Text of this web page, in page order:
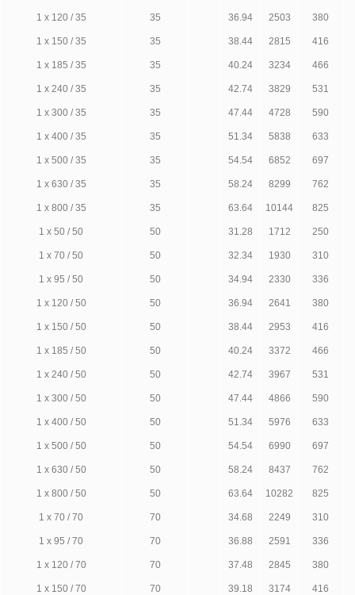
1 х 120 / 35 35 36.94 2503 380
1 х 150 / 35 35 38.44 2815 416
1 х 185 / 35 35 40.24 3234 466
1 х 240 / 35 35 42.74 3829 531
1 х 300 / 35 35 47.44 4728 590
1 х 400 / 35 35 51.34 5838 633
1 х 500 / 35 35 54.54 6852 697
1 х 630 / 35 35 58.24 8299 762
1 х 800 / 35 35 63.64 10144 825
1 х 50 / 50 50 31.28 1712 250
1 х 70 / 50 50 32.34 1930 310
1 х 95 / 50 50 34.94 2330 336
1 х 120 / 50 50 36.94 2641 380
1 х 150 / 50 50 38.44 2953 416
1 х 185 / 50 50 40.24 3372 466
1 х 240 / 50 50 42.74 3967 531
1 х 300 / 50 50 47.44 4866 590
1 х 400 / 50 50 51.34 5976 633
1 х 500 / 50 50 54.54 6990 697
1 х 630 / 50 50 58.24 8437 762
1 х 800 / 50 50 63.64 10282 825
1 х 70 / 70 70 34.68 2249 310
1 х 95 / 70 70 36.88 2591 336
1 х 120 / 70 70 37.48 2845 380
1 х 150 / 70 70 39.18 3174 416